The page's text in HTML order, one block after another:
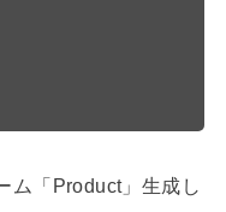
ム「Product」生成し